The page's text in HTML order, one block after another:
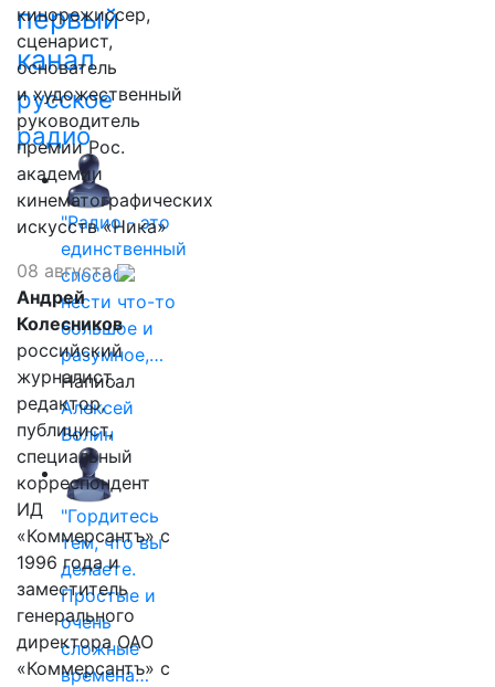
первый
канал
русское
радио
"Радио - это
единственный
способ
нести что-то
большое и
разумное,…
Написал
Алексей
Волин
"Гордитесь
тем, что вы
делаете.
Простые и
очень
сложные
времена…
кинорежиссер,
сценарист,
основатель
и художественный
руководитель
премии Рос.
академии
кинематографических
искусств «Ника»
08 августа
Андрей
Колесников
российский
журналист,
редактор,
публицист,
специальный
корреспондент
ИД
«Коммерсантъ» с
1996 года и
заместитель
генерального
директора ОАО
«Коммерсантъ» с